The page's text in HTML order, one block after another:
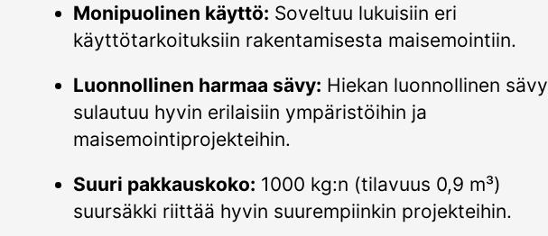
Monipuolinen käyttö: Soveltuu lukuisiin eri
käyttötarkoituksiin rakentamisesta maisemointiin.
Luonnollinen harmaa sävy: Hiekan luonnollinen sävy
sulautuu hyvin erilaisiin ympäristöihin ja
maisemointiprojekteihin.
Suuri pakkauskoko: 1000 kg:n (tilavuus 0,9 m³)
suursäkki riittää hyvin suurempiinkin projekteihin.